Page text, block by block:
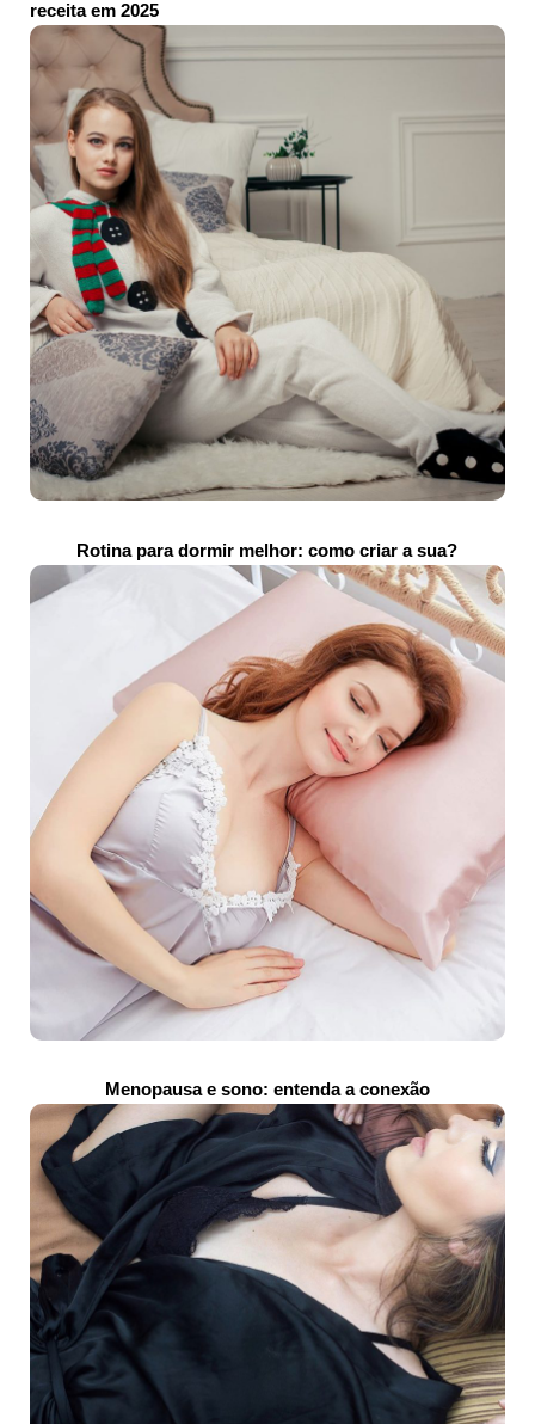
receita em 2025
Rotina para dormir melhor: como criar a sua?
Menopausa e sono: entenda a conexão